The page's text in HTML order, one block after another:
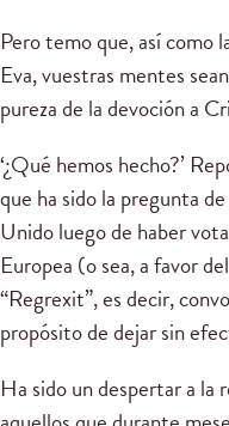
Pero temo que, así como
Eva, vuestras mentes
pureza de la devoción a
‘¿Qué hemos hecho?’
que ha sido la pregunta
Unido luego de haber
Europea (o sea, a favor
“Regrexit”, es decir,
propósito de dejar sin
Ha sido un despertar a la